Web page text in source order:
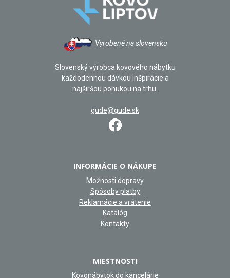
Vyrobené na slovensku
Slovenský výrobca kovového nábytku
každodennou dávkou inšpirácie a
najširšou ponukou na trhu.
gude@gude.sk
INFORMÁCIE O NÁKUPE
Možnosti dopravy
Spôsoby platby
Reklamácie a vrátenie
Katalóg
Kontakty
MIESTNOSTI
Kovonábytok do kancelárie